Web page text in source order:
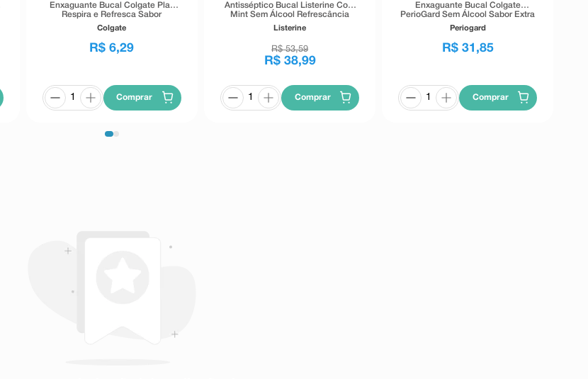
Enxaguante Bucal Colgate Plax
Respira e Refresca Sabor
Melancia 60ml
Colgate
R$ 6,29
Comprar
Antisséptico Bucal Listerine Cool
Mint Sem Álcool Refrescância
Suave 1,5 Litros
Listerine
R$ 53,59
R$ 38,99
Comprar
Enxaguante Bucal Colgate
PerioGard Sem Álcool Sabor Extra
Mint 250ml
Periogard
R$ 31 ,85
Comprar